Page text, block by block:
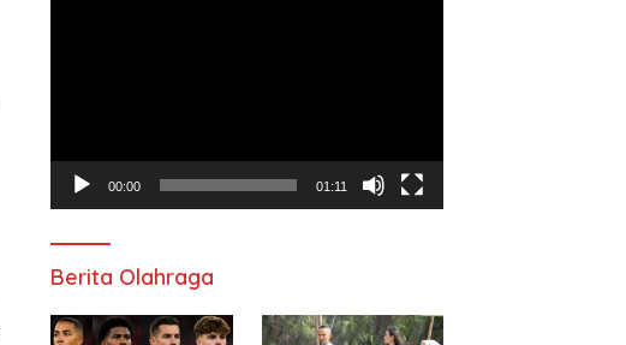
00:00 01:11
Berita Olahraga